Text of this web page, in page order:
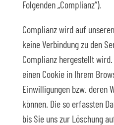
Folgenden „Complianz“).
Complianz wird auf
keine Verbindung zu den
Complianz hergestellt
einen Cookie in Ihrem
Einwilligungen bzw. deren
können. Die so erfassten
bis Sie uns zur Löschung